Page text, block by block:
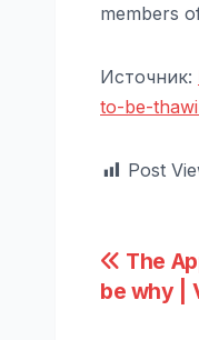
members
Источник:
to-be-
Post
по
The
be why |